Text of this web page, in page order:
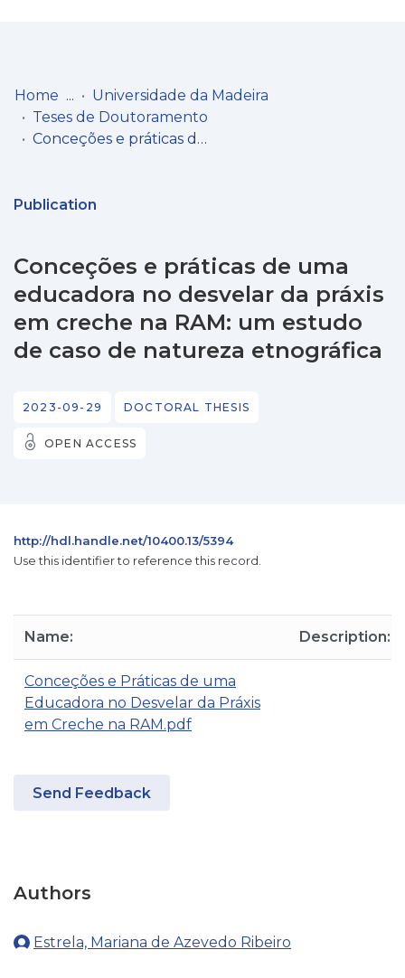
Communities
Statistics
Home
Universidade da Madeira
Teses de Doutoramento
Conceções e práticas de uma educadora no desvelar da práxis em creche na RAM: um estudo de caso de natureza etnográfica
Publication
Conceções e práticas de uma
educadora no desvelar da práxis
em creche na RAM: um estudo
de caso de natureza etnográfica
2023-09-29 DOCTORAL THESIS
OPEN ACCESS
http://hdl.handle.net/10400.13/5394
Use this identifier to reference this record.
Name: Description:
Conceções e Práticas de uma
Educadora no Desvelar da Práxis
em Creche na RAM.pdf
Send Feedback
Authors
Estrela, Mariana de Azevedo Ribeiro